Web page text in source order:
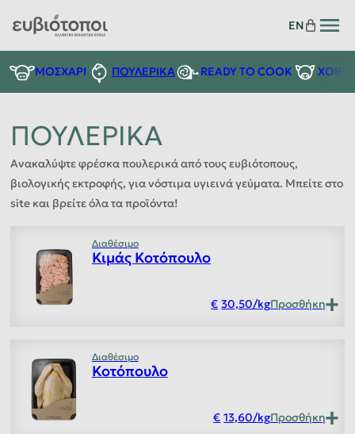
EN
ΜΟΣΧΑΡΙ ΠΟΥΛΕΡΙΚΑ READY TO COOK
ΠΟΥΛΕΡΙΚΑ
Ανακαλύψτε φρέσκα πουλερικά από τους ευβιότοπους,
βιολογικής εκτροφής, για νόστιμα υγιεινά γεύματα. Μπείτε στο
site και βρείτε όλα τα προϊόντα!
Διαθέσιμο
Κιμάς Κοτόπουλο
30,50/kgΠροσθήκη
Διαθέσιμο
Κοτόπουλο
13,60/kgΠροσθήκη